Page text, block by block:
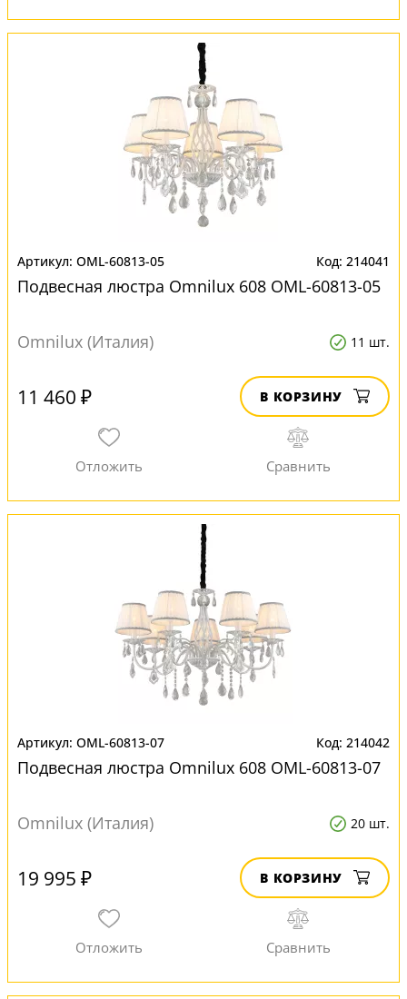
OML-60813-05 214041
Подвесная люстра Omnilux 608 OML-60813-05
Omnilux (Италия) 11 шт.
11 460 ₽ В КОРЗИНУ
OML-60813-07 214042
Подвесная люстра Omnilux 608 OML-60813-07
Omnilux (Италия) 20 шт.
19 995 ₽ В КОРЗИНУ